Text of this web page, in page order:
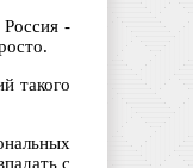
-
такого
с